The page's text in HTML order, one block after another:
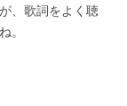
、歌詞をよく聴
。